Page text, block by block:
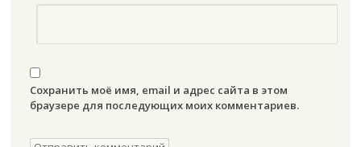
Сохранить моё имя, email и адрес сайта в этом
браузере для последующих моих комментариев.